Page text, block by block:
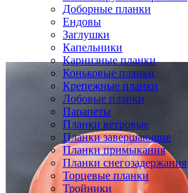
Доборные планки
Ендовы
Заглушки
Капельники
Карнизные планки
Коньковые планки
Крепежные планки
Лобовые планки
Парапеты
Планки ветровые
Планки завершающие
Планки примыкания
Планки снегозадержания
Торцевые планки
Тройники